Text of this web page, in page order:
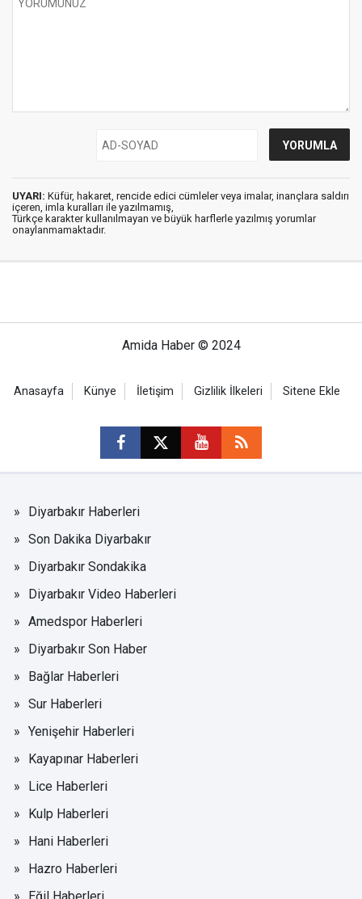
UYARI: Küfür, hakaret, rencide edici cümleler veya imalar, inançlara saldırı
içeren, imla kuralları ile yazılmamış,
Türkçe karakter kullanılmayan ve büyük harflerle yazılmış yorumlar
onaylanmamaktadır.
Amida Haber © 2024
Anasayfa Künye İletişim Gizlilik İlkeleri Sitene Ekle
Diyarbakır Haberleri
Son Dakika Diyarbakır
Diyarbakır Sondakika
Diyarbakır Video Haberleri
Amedspor Haberleri
Diyarbakır Son Haber
Bağlar Haberleri
Sur Haberleri
Yenişehir Haberleri
Kayapınar Haberleri
Lice Haberleri
Kulp Haberleri
Hani Haberleri
Hazro Haberleri